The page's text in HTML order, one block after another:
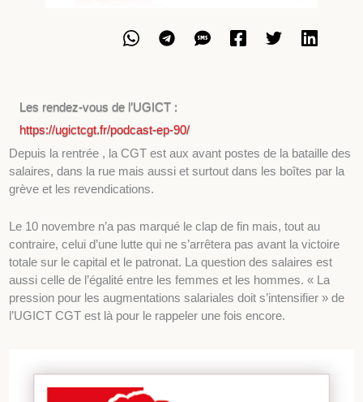
Les rendez-vous de l’UGICT :
https://ugictcgt.fr/podcast-ep-90/
Depuis la rentrée , la CGT est aux avant postes de la bataille des
salaires, dans la rue mais aussi et surtout dans les boîtes par la
grève et les revendications.
Le 10 novembre n’a pas marqué le clap de fin mais, tout au
contraire, celui d’une lutte qui ne s’arrêtera pas avant la victoire
totale sur le capital et le patronat. La question des salaires est
aussi celle de l’égalité entre les femmes et les hommes. « La
pression pour les augmentations salariales doit s’intensifier » de
l’UGICT CGT est là pour le rappeler une fois encore.